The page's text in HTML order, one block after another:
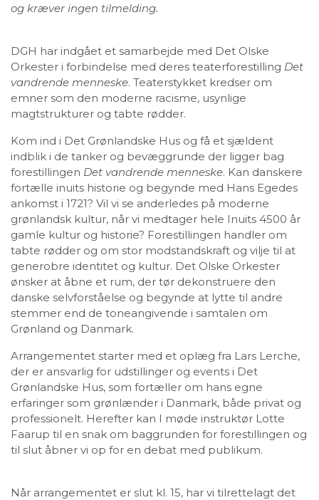
og kræver ingen tilmelding.
DGH har indgået et samarbejde med Det Olske
Orkester i forbindelse med deres teaterforestilling Det
vandrende menneske. Teaterstykket kredser om
emner som den moderne racisme, usynlige
magtstrukturer og tabte rødder.
Kom ind i Det Grønlandske Hus og få et sjældent
indblik i de tanker og bevæggrunde der ligger bag
forestillingen Det vandrende menneske. Kan danskere
fortælle inuits historie og begynde med Hans Egedes
ankomst i 1721? Vil vi se anderledes på moderne
grønlandsk kultur, når vi medtager hele Inuits 4500 år
gamle kultur og historie? Forestillingen handler om
tabte rødder og om stor modstandskraft og vilje til at
generobre identitet og kultur. Det Olske Orkester
ønsker at åbne et rum, der tør dekonstruere den
danske selvforståelse og begynde at lytte til andre
stemmer end de toneangivende i samtalen om
Grønland og Danmark.
Arrangementet starter med et oplæg fra Lars Lerche,
der er ansvarlig for udstillinger og events i Det
Grønlandske Hus, som fortæller om hans egne
erfaringer som grønlænder i Danmark, både privat og
professionelt. Herefter kan I møde instruktør Lotte
Faarup til en snak om baggrunden for forestillingen og
til slut åbner vi op for en debat med publikum.
Når arrangementet er slut kl. 15, har vi tilrettelagt det